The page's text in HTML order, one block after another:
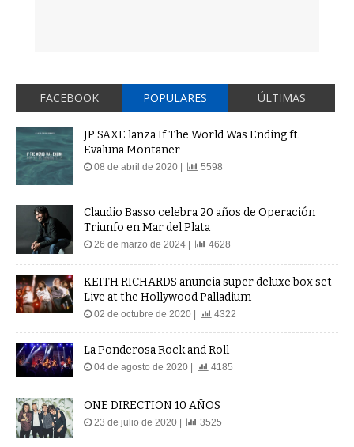
FACEBOOK POPULARES ÚLTIMAS
JP SAXE lanza If The World Was Ending ft.
Evaluna Montaner
08 de abril de 2020 | 5598
Claudio Basso celebra 20 años de Operación
Triunfo en Mar del Plata
26 de marzo de 2024 | 4628
KEITH RICHARDS anuncia super deluxe box set
Live at the Hollywood Palladium
02 de octubre de 2020 | 4322
La Ponderosa Rock and Roll
04 de agosto de 2020 | 4185
ONE DIRECTION 10 AÑOS
23 de julio de 2020 | 3525